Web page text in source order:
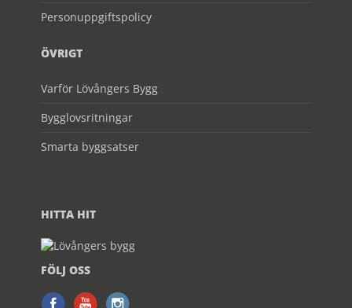
Personuppgiftspolicy
ÖVRIGT
Varför Lövångers Bygg
Bygglovsritningar
Smarta byggsatser
HITTA HIT
FÖLJ OSS